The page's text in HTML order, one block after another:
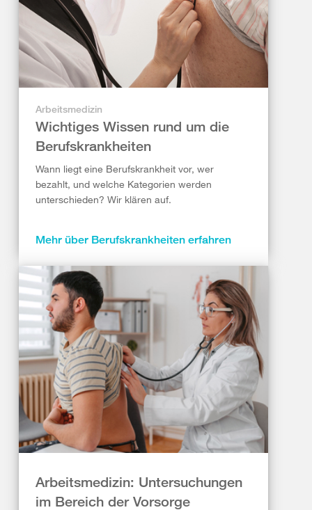
Arbeitsmedizin
Wichtiges Wissen rund um die
Berufskrankheiten
Wann liegt eine Berufskrankheit vor, wer
bezahlt, und welche Kategorien werden
unterschieden? Wir klären auf.
Mehr über Berufskrankheiten erfahren
Arbeitsmedizin: Untersuchungen
im Bereich der Vorsorge